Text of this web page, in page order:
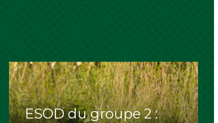
ESOD du groupe 2 :